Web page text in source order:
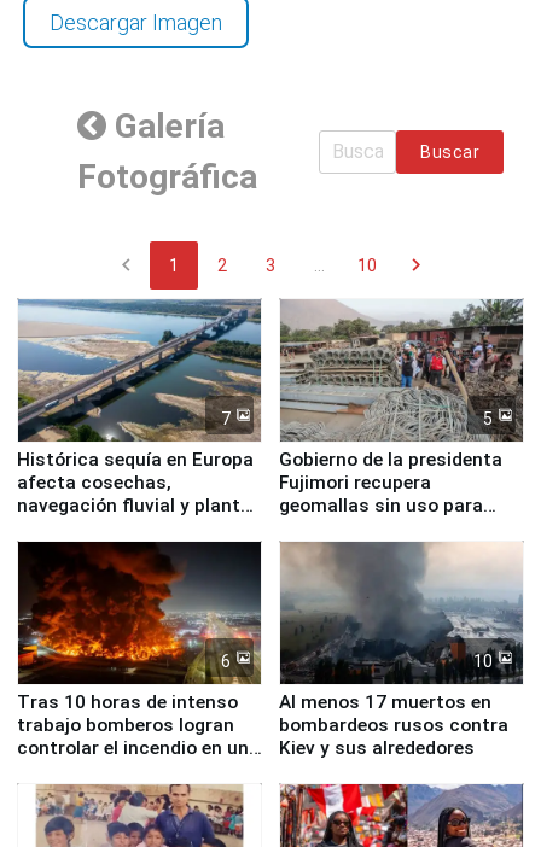
Descargar Imagen
Galería
Fotográfica
Buscar
chevron_left 1 2 3 10 chevron_right
7
Histórica sequía en Europa
afecta cosechas,
navegación fluvial y plantas
5
Gobierno de la presidenta
Fujimori recupera
geomallas sin uso para
Fenómeno El Niño
6
Tras 10 horas de intenso
trabajo bomberos logran
controlar el incendio en una
de Chile
10
Al menos 17 muertos en
bombardeos rusos contra
Kiev y sus alrededores